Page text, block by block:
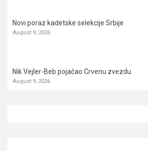
Novi poraz kadetske selekcije Srbije
August 9, 2026
Nik Vejler-Beb pojačao Crvenu zvezdu
August 9, 2026